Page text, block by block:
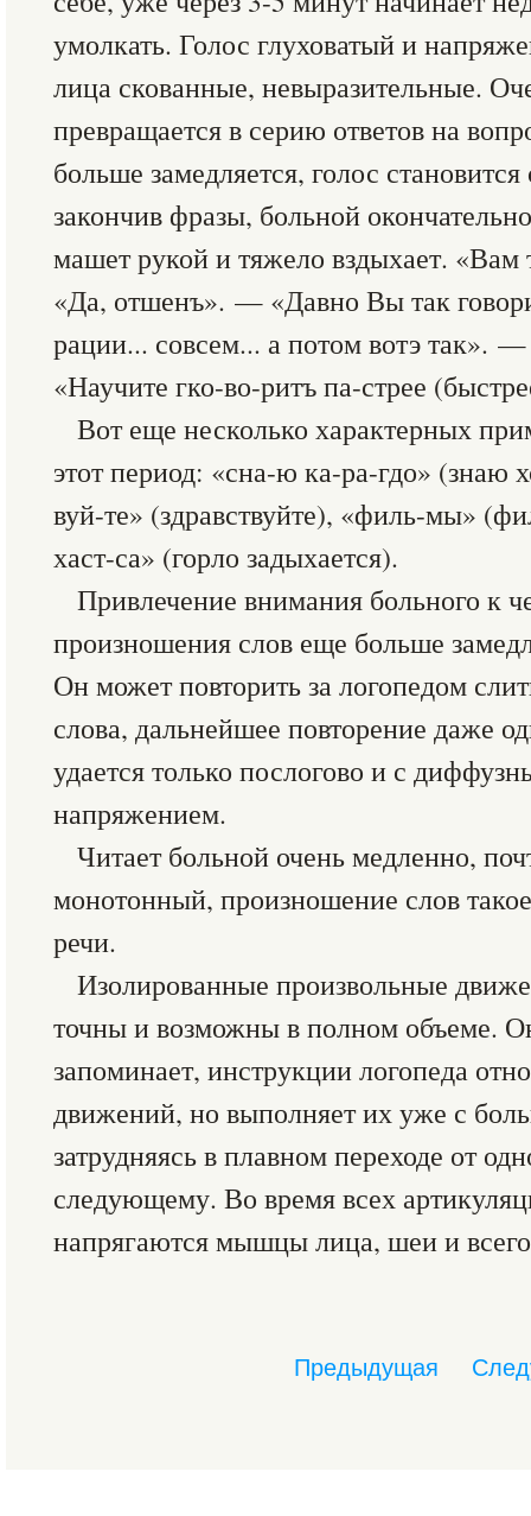
умолкать. Голос глуховатый и
лица скованные, невыразительные.
превращается в серию ответов на
больше замедляется, голос
закончив фразы, больной
машет рукой и тяжело вздыхает.
«Да, отшенъ». — «Давно Вы так
рации... совсем... а потом вотэ
«Научите гко-во-ритъ па-стрее
Вот еще несколько характерных
этот период: «сна-ю ка-ра-гдо» (знаю
вуй-те» (здравствуйте), «филь-мы»
хаст-са» (горло задыхается).
Привлечение внимания больного к
произношения слов еще больше
Он может повторить за логопедом
слова, дальнейшее повторение даже
удается только послогово и с
напряжением.
Читает больной очень медленно,
монотонный, произношение слов
речи.
Изолированные произвольные
точны и возможны в полном объеме.
запоминает, инструкции логопеда
движений, но выполняет их уже с
затрудняясь в плавном переходе от
следующему. Во время всех
напрягаются мышцы лица, шеи и всего
Предыдущая